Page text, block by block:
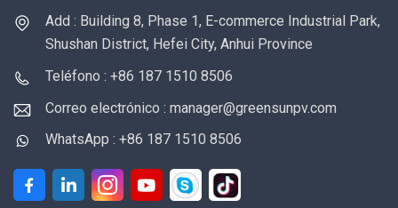
Add : Building 8, Phase 1, E-commerce Industrial Park,
Shushan District, Hefei City, Anhui Province
Teléfono : +86 187 1510 8506
Correo electrónico : manager@greensunpv.com
WhatsApp : +86 187 1510 8506